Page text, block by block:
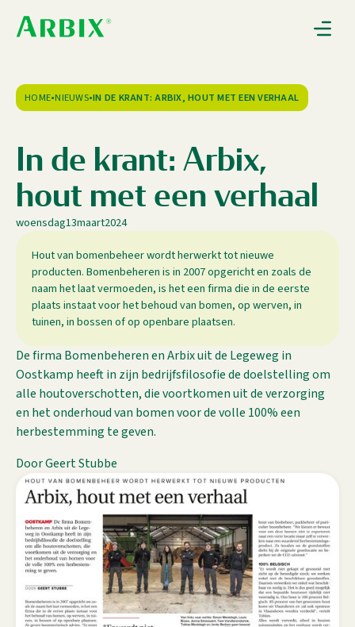
Gebruiksaanwijzingen
Over Arbix
Contact
0
HOME•NIEUWS•IN DE KRANT: ARBIX, HOUT MET EEN VERHAAL
In de krant: Arbix,
hout met een verhaal
woensdag13maart2024
Hout van bomenbeheer wordt herwerkt tot nieuwe
producten. Bomenbeheren is in 2007 opgericht en zoals de
naam het laat vermoeden, is het een firma die in de eerste
plaats instaat voor het behoud van bomen, op werven, in
tuinen, in bossen of op openbare plaatsen.
De firma Bomenbeheren en Arbix uit de Legeweg in
Oostkamp heeft in zijn bedrijfsfilosofie de doelstelling om
alle houtoverschotten, die voortkomen uit de verzorging
en het onderhoud van bomen voor de volle 100% een
herbestemming te geven.
Door Geert Stubbe